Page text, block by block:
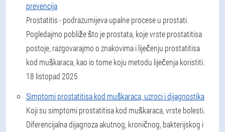
prevencija
Prostatitis - podrazumijeva upalne procese u prostati.
Pogledajmo pobliže što je prostata, koje vrste prostatitisa
postoje, razgovarajmo o znakovima i liječenju prostatitisa
kod muškaraca, kao io tome koju metodu liječenja koristiti.
18 listopad 2025
Simptomi prostatitisa kod muškaraca, uzroci i dijagnostika
Koji su simptomi prostatitisa kod muškaraca, vrste bolesti.
Diferencijalna dijagnoza akutnog, kroničnog, bakterijskog i